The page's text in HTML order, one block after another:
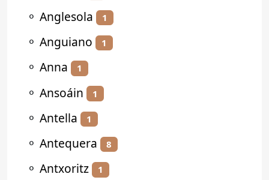
⚬ Anglesola 1
⚬ Anguiano 1
⚬ Anna 1
⚬ Ansoáin 1
⚬ Antella 1
⚬ Antequera 8
⚬ Antxoritz 1